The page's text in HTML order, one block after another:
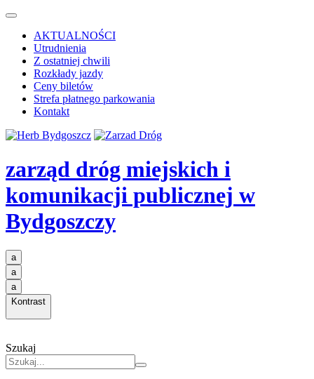
AKTUALNOŚCI
Utrudnienia
Z ostatniej chwili
Rozkłady jazdy
Ceny biletów
Strefa płatnego parkowania
Kontakt
zarząd dróg miejskich i
komunikacji publicznej w
Bydgoszczy
a
a
a
Kontrast
Szukaj